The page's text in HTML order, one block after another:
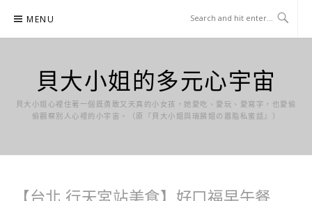
content
MENU
貝大小姐的多元心宇宙
貝大小姐心裡住著一個既勇敢又天真的小女孩，她愛吃、愛玩、愛寫字，也愛偷
偷觀察別人心裡的小宇宙。（原『貝大小姐與瑞餚姐の囂脂私蜜話』）